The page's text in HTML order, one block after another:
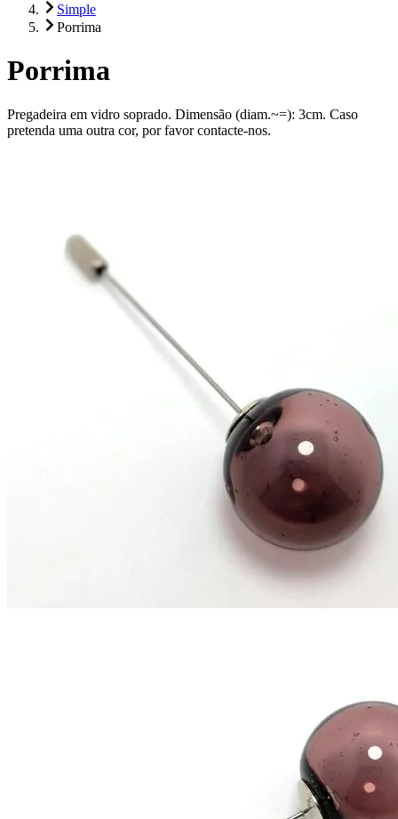
Simple
Porrima
Porrima
Pregadeira em vidro soprado. Dimensão (diam.~=): 3cm. Caso
pretenda uma outra cor, por favor contacte-nos.